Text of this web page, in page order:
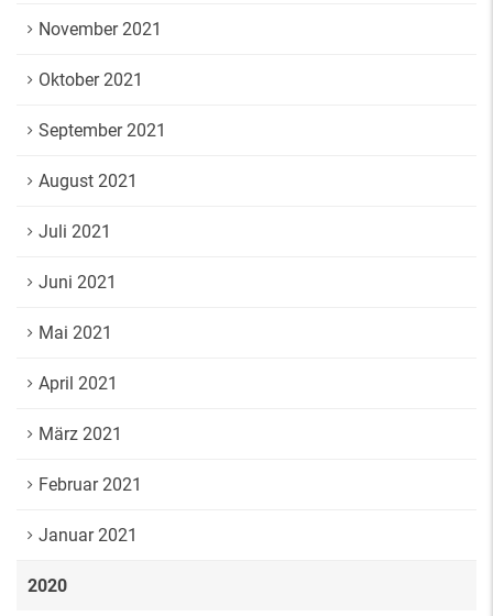
November 2021
Oktober 2021
September 2021
August 2021
Juli 2021
Juni 2021
Mai 2021
April 2021
März 2021
Februar 2021
Januar 2021
2020